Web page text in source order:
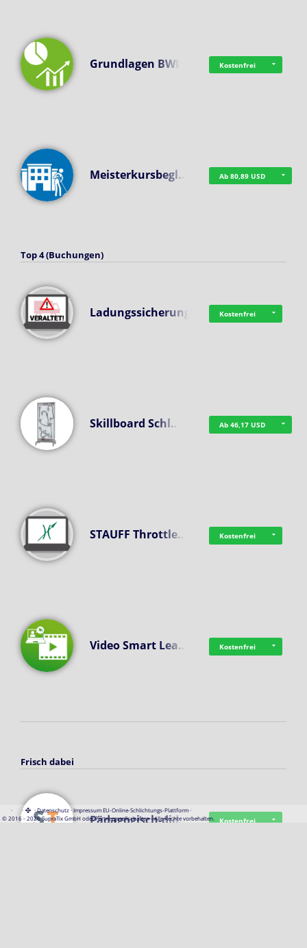
Grundlagen BWL Kostenfrei
Meisterkursbegl… Ab 80,89 USD
Top 4 (Buchungen)
Ladungssicherung Kostenfrei
Skillboard Schl… Ab 46,17 USD
STAUFF Throttle… Kostenfrei
Video Smart Lea… Kostenfrei
Frisch dabei
Pädagogisch-did… Kostenfrei
· · ·Datenschutz·Impressum EU-Online-Schlichtungs-Plattform·
© 2016 - 2026 SupraTix GmbH oder Partnergesellschaften - Alle Rechte vorbehalten.